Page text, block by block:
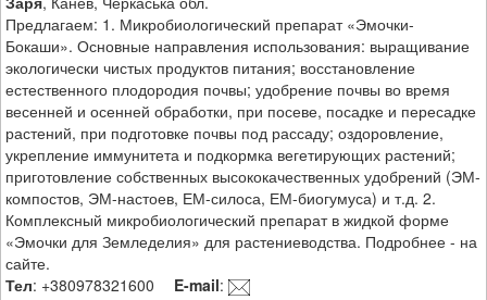
Предлагаем: 1. Микробиологический препарат «Эмочки-
Бокаши». Основные направления использования: выращивание
экологически чистых продуктов питания; восстановление
естественного плодородия почвы; удобрение почвы во время
весенней и осенней обработки, при посеве, посадке и пересадке
растений, при подготовке почвы под рассаду; оздоровление,
укрепление иммунитета и подкормка вегетирующих растений;
приготовление собственных высококачественных удобрений (ЭМ-
компостов, ЭМ-настоев, ЕМ-силоса, ЕМ-биогумуса) и т.д. 2.
Комплексный микробиологический препарат в жидкой форме
«Эмочки для Земледелия» для растениеводства. Подробнее - на
сайте.
Тел: +380978321600 E-mail: